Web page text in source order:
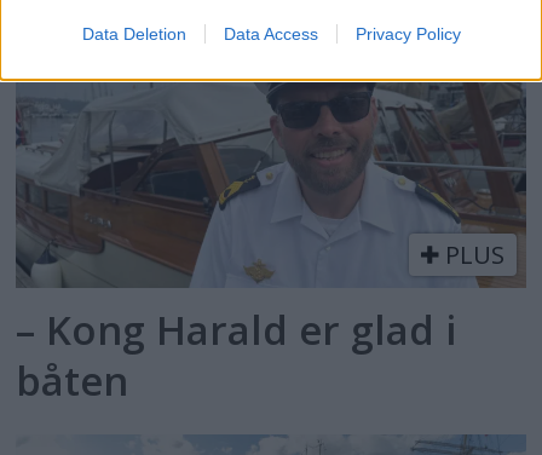
Data Deletion Data Access Privacy Policy
PLUS
– Kong Harald er glad i
båten